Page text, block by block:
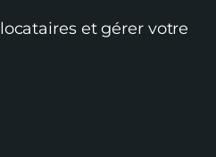
et gérer votre